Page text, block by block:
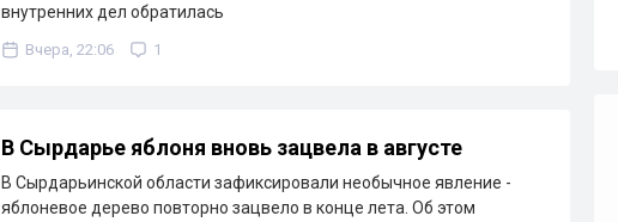
внутренних дел обратилась
Вчера, 22:06 1
В Сырдарье яблоня вновь зацвела в августе
В Сырдарьинской области зафиксировали необычное явление -
яблоневое дерево повторно зацвело в конце лета. Об этом